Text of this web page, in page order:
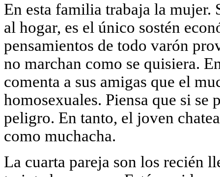
En esta familia trabaja la mujer.
al hogar, es el único sostén
pensamientos de todo varón
no marchan como se quisiera.
comenta a sus amigas que el
homosexuales. Piensa que si se
peligro. En tanto, el joven
como muchacha.
La cuarta pareja son los recién